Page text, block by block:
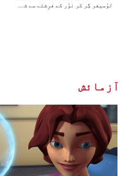
لوُسیفر گِر کر نوُر کے فرِشتے سے شیطان بن جاتا ہے
آزمائش